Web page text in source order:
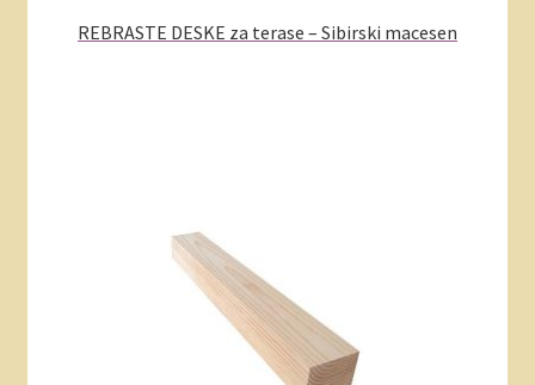
REBRASTE DESKE za terase – Sibirski macesen